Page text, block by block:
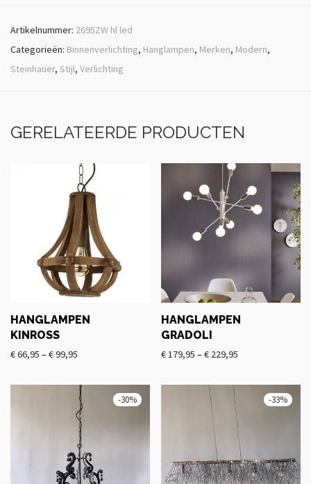
Artikelnummer: 2695ZW hl led
Categorieën: Binnenverlichting, Hanglampen, Merken, Modern,
Steinhauer, Stijl, Verlichting
GERELATEERDE PRODUCTEN
HANGLAMPEN
KINROSS
€66,95 –€99,95
HANGLAMPEN
GRADOLI
€179,95 –€ 229,95
-30% -33%